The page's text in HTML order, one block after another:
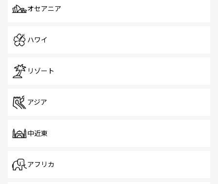
オセアニア
ハワイ
リゾート
アジア
中近東
アフリカ